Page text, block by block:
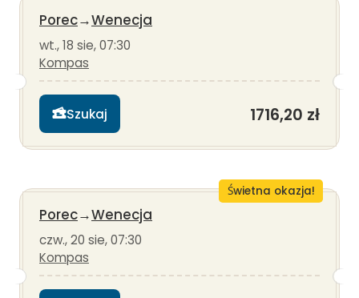
Porec→Wenecja
wt., 18 sie, 07:30
Kompas
Szukaj 1716,20 zł
Świetna okazja!
Porec→Wenecja
czw., 20 sie, 07:30
Kompas